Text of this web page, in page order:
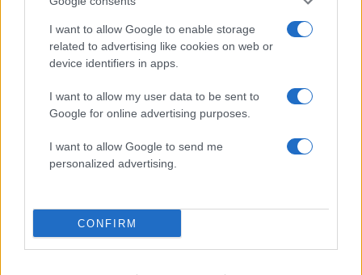
I want to allow Google to enable storage
related to advertising like cookies on web or
device identifiers in apps.
I want to allow my user data to be sent to
Google for online advertising purposes.
I want to allow Google to send me
personalized advertising.
CONFIRM
15:29 14.06.24
Φωτιά στο Ελευθεροχώρι Πέλλας – Μήνυμα